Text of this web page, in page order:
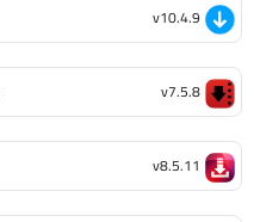
v10.4.9
v7.5.8
v8.5.11